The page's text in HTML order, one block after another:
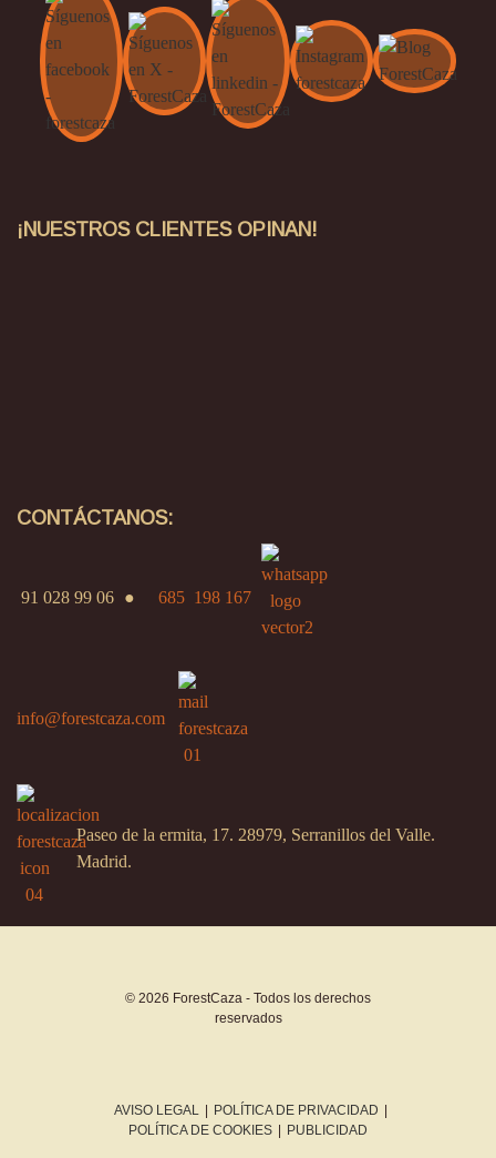
¡NUESTROS CLIENTES OPINAN!
CONTÁCTANOS:
91 028 99 06 ● 685 198 167
info@forestcaza.com
Paseo de la ermita, 17. 28979, Serranillos del Valle.
Madrid.
© 2026 ForestCaza - Todos los derechos
reservados
AVISO LEGAL POLÍTICA DE PRIVACIDAD
POLÍTICA DE COOKIES
PUBLICIDAD